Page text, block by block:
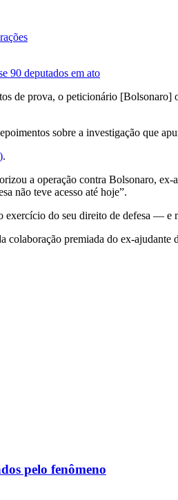
90 deputados em ato
de prova, o peticionário
sobre a investigação que
.
a operação contra Bolsonaro,
não teve acesso até hoje”.
exercício do seu direito de defesa ―
colaboração premiada do ex-
pelo fenômeno